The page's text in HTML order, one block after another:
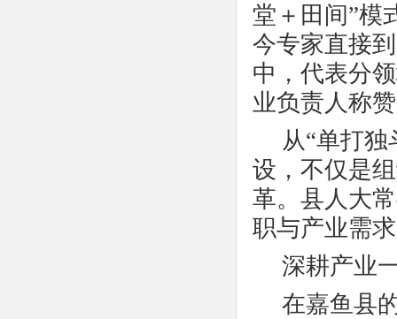
堂＋田间”模
今专家直接
中，代表分
业负责人称
从“单打独
设，不仅是
革。县人大
职与产业需
深耕产业
在嘉鱼县